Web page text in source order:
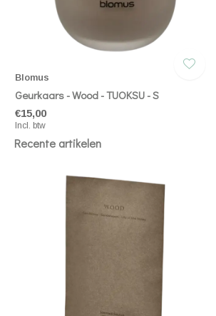
Blomus
Geurkaars - Wood - TUOKSU - S
€15,00
Incl. btw
Recente artikelen